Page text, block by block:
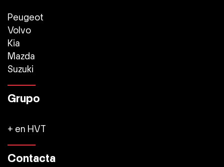
Peugeot
Volvo
Kia
Mazda
Suzuki
Grupo
+ en HVT
Contacta